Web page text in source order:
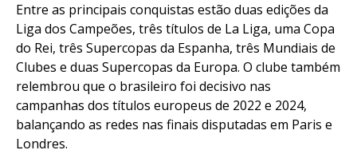
Entre as principais conquistas estão duas edições da
Liga dos Campeões, três títulos de La Liga, uma Copa
do Rei, três Supercopas da Espanha, três Mundiais de
Clubes e duas Supercopas da Europa. O clube também
relembrou que o brasileiro foi decisivo nas
campanhas dos títulos europeus de 2022 e 2024,
balançando as redes nas finais disputadas em Paris e
Londres.